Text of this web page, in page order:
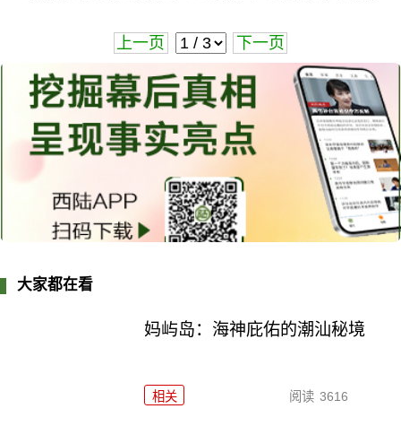
上一页 下一页
大家都在看
妈屿岛：海神庇佑的潮汕秘境
相关 阅读 3616